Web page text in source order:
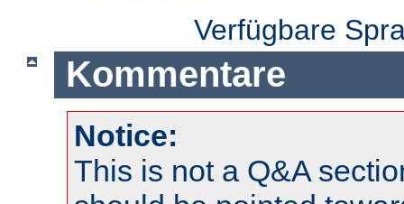
Verfügbare
Kommentare
Notice:
This is not a Q&A